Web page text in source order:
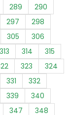
289
290
297
298
305
306
313 314
315
323
324
331
332
339
340
347
348